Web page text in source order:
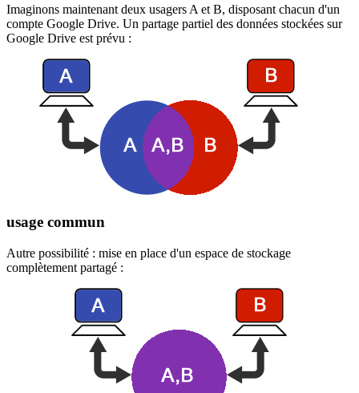
Imaginons maintenant deux usagers A et B, disposant chacun d'un
compte Google Drive. Un partage partiel des données stockées sur
Google Drive est prévu :
usage commun
Autre possibilité : mise en place d'un espace de stockage
complètement partagé :